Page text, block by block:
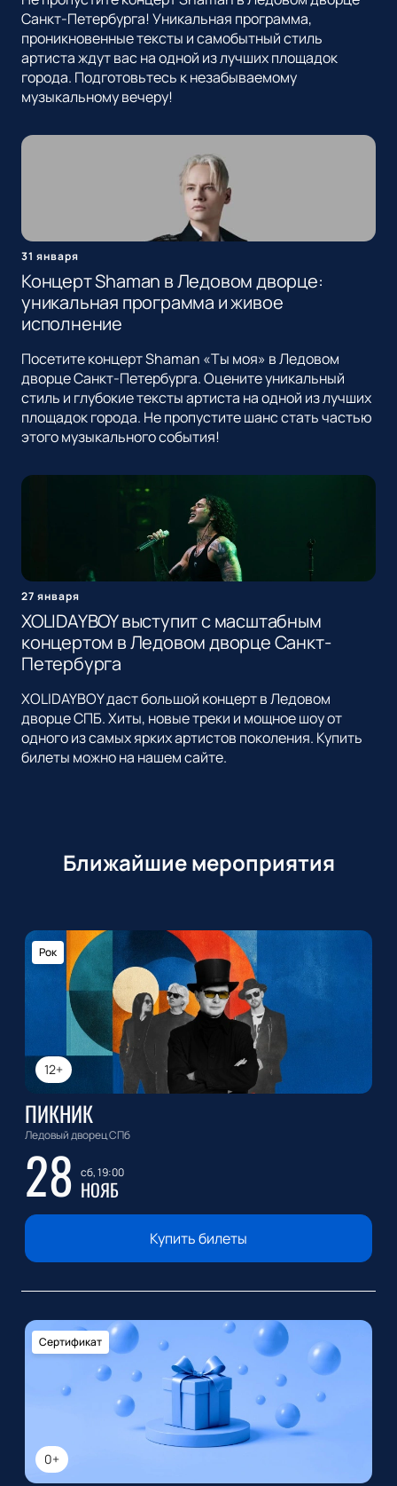
Санкт-Петербурга! Уникальная программа,
проникновенные тексты и самобытный стиль
артиста ждут вас на одной из лучших площадок
города. Подготовьтесь к незабываемому
музыкальному вечеру!
31 января
Концерт Shaman в Ледовом дворце:
уникальная программа и живое
исполнение
Посетите концерт Shaman «Ты моя» в Ледовом
дворце Санкт-Петербурга. Оцените уникальный
стиль и глубокие тексты артиста на одной из лучших
площадок города. Не пропустите шанс стать частью
этого музыкального события!
27 января
XOLIDAYBOY выступит с масштабным
концертом в Ледовом дворце Санкт-
Петербурга
XOLIDAYBOY даст большой концерт в Ледовом
дворце СПБ. Хиты, новые треки и мощное шоу от
одного из самых ярких артистов поколения. Купить
билеты можно на нашем сайте.
Ближайшие мероприятия
12+
Рок
ПИКНИК
Ледовый дворец СПб
28 сб, 19:00
НОЯБ
Купить билеты
0+
Сертификат